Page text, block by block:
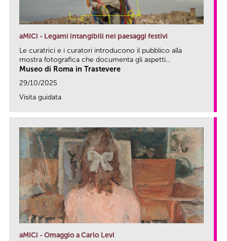
aMICi - Legami intangibili nei paesaggi festivi
Le curatrici e i curatori introducono il pubblico alla
mostra fotografica che documenta gli aspetti...
Museo di Roma in Trastevere
29/10/2025
Visita guidata
aMICi - Omaggio a Carlo Levi